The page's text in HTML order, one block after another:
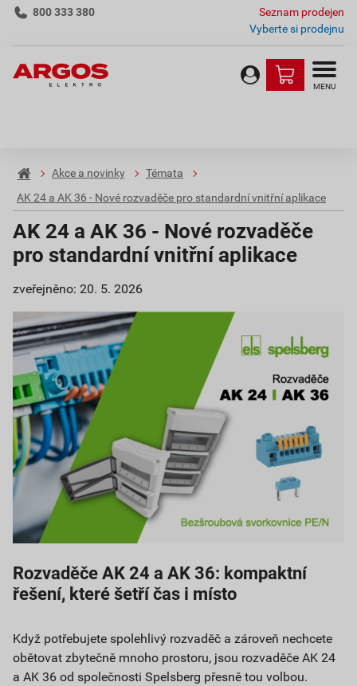
800 333 380
Seznam prodejen
Vyberte si prodejnu
MENU
Akce a novinky
Témata
AK 24 a AK 36 - Nové rozvaděče pro standardní vnitřní aplikace
AK 24 a AK 36 - Nové rozvaděče
pro standardní vnitřní aplikace
zveřejněno: 20. 5. 2026
Rozvaděče AK 24 a AK 36: kompaktní
řešení, které šetří čas i místo
Když potřebujete spolehlivý rozvaděč a zároveň nechcete
obětovat zbytečně mnoho prostoru, jsou rozvaděče AK 24
a AK 36 od společnosti Spelsberg přesně tou volbou.